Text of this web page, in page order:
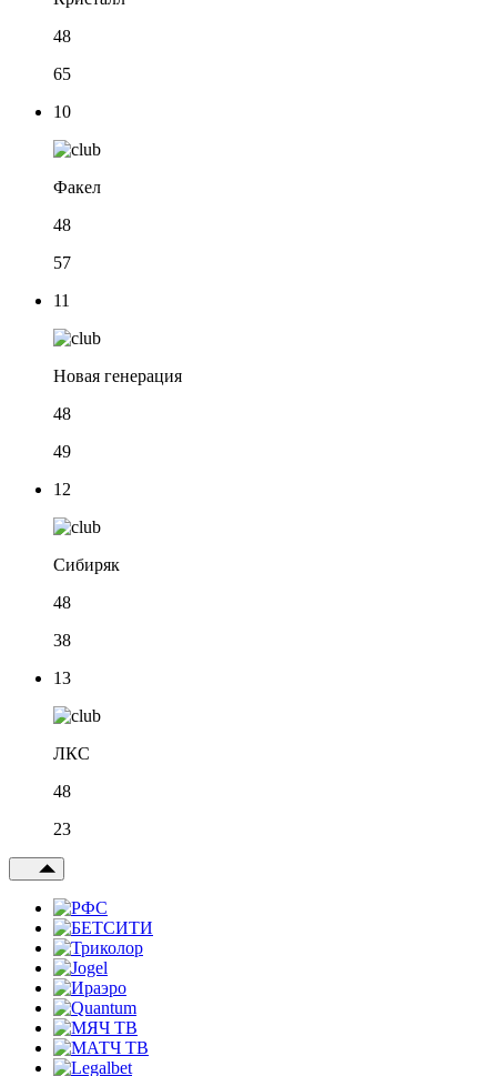
48
65
10
Факел
48
57
11
Новая генерация
48
49
12
Сибиряк
48
38
13
ЛКС
48
23